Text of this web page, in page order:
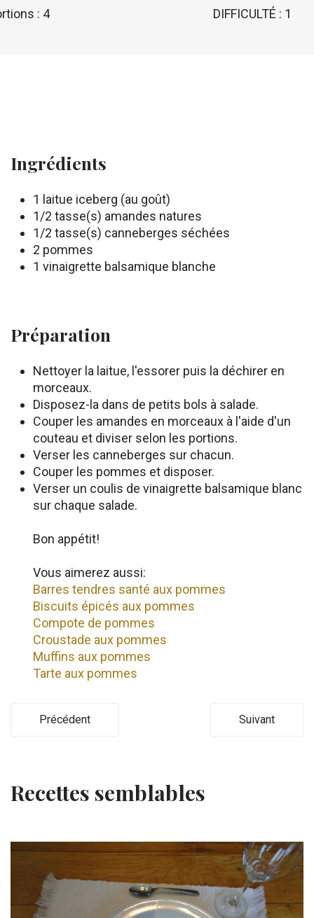
: 4 DIFFICULTÉ : 1
Ingrédients
1 laitue iceberg (au goût)
1/2 tasse(s) amandes natures
1/2 tasse(s) canneberges séchées
2 pommes
1 vinaigrette balsamique blanche
Préparation
Nettoyer la laitue, l'essorer puis la déchirer en
morceaux.
Disposez-la dans de petits bols à salade.
Couper les amandes en morceaux à l'aide d'un
couteau et diviser selon les portions.
Verser les canneberges sur chacun.
Couper les pommes et disposer.
Verser un coulis de vinaigrette balsamique blanc
sur chaque salade.
Bon appétit!
Vous aimerez aussi:
Barres tendres santé aux pommes
Biscuits épicés aux pommes
Compote de pommes
Croustade aux pommes
Muffins aux pommes
Tarte aux pommes
Précédent Suivant
Recettes semblables